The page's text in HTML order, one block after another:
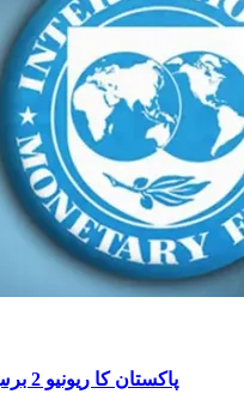
پاکستان کا ریونیو 2 برس میں دگنا ہو گیا: آئی ایم ایف